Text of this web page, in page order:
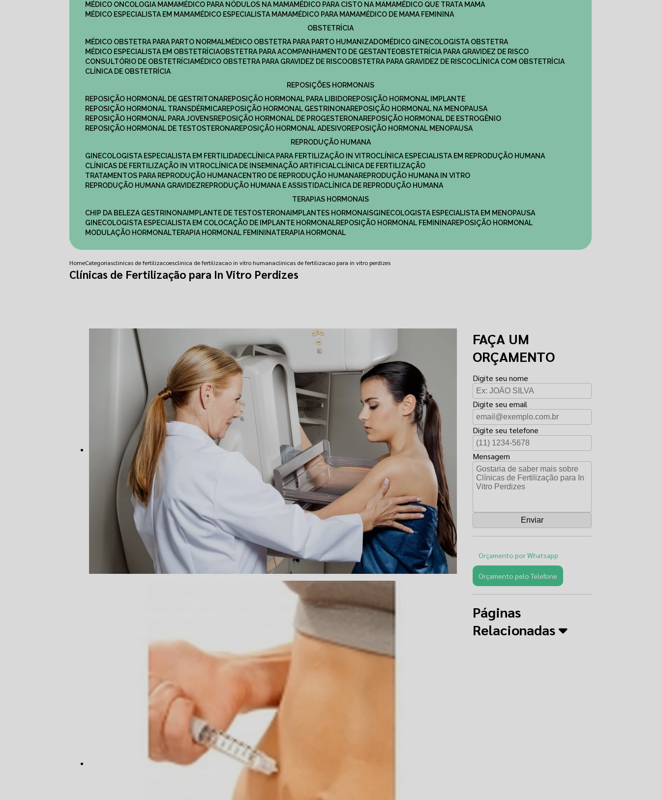
MÉDICO ONCOLOGIA MAMA
MÉDICO PARA NÓDULOS NA MAMA MÉDICO PARA CISTO NA MAMA
MÉDICO QUE TRATA MAMA
MÉDICO ESPECIALISTA EM MAMA
MÉDICO ESPECIALISTA MAMA MÉDICO PARA MAMA
MÉDICO DE MAMA FEMININA
OBSTETRÍCIA
MÉDICO OBSTETRA PARA PARTO NORMAL
MÉDICO OBSTETRA PARA PARTO HUMANIZADO
MÉDICO GINECOLOGISTA OBSTETRA
MÉDICO ESPECIALISTA EM OBSTETRÍCIA
OBSTETRA PARA ACOMPANHAMENTO DE GESTANTE
OBSTETRÍCIA PARA GRAVIDEZ DE RISCO
CONSULTÓRIO DE OBSTETRÍCIA
MÉDICO OBSTETRA PARA GRAVIDEZ DE RISCO OBSTETRA PARA GRAVIDEZ DE RISCO
CLÍNICA COM OBSTETRÍCIA
CLÍNICA DE OBSTETRÍCIA
REPOSIÇÕES HORMONAIS
REPOSIÇÃO HORMONAL DE GESTRITONA
REPOSIÇÃO HORMONAL PARA LIBIDO
REPOSIÇÃO HORMONAL IMPLANTE
REPOSIÇÃO HORMONAL TRANSDÉRMICA
REPOSIÇÃO HORMONAL GESTRINONA
REPOSIÇÃO HORMONAL NA MENOPAUSA
REPOSIÇÃO HORMONAL PARA JOVENS
REPOSIÇÃO HORMONAL DE PROGESTERONA
REPOSIÇÃO HORMONAL DE ESTROGÊNIO
REPOSIÇÃO HORMONAL DE TESTOSTERONA
REPOSIÇÃO HORMONAL ADESIVO
REPOSIÇÃO HORMONAL MENOPAUSA
REPRODUÇÃO HUMANA
GINECOLOGISTA ESPECIALISTA EM FERTILIDADE
CLÍNICA PARA FERTILIZAÇÃO IN VITRO
CLÍNICA ESPECIALISTA EM REPRODUÇÃO HUMANA
CLÍNICAS DE FERTILIZAÇÃO IN VITRO
CLÍNICA DE INSEMINAÇÃO ARTIFICIAL
CLÍNICA DE FERTILIZAÇÃO
TRATAMENTOS PARA REPRODUÇÃO HUMANA
CENTRO DE REPRODUÇÃO HUMANA
REPRODUÇÃO HUMANA IN VITRO
REPRODUÇÃO HUMANA GRAVIDEZ
REPRODUÇÃO HUMANA E ASSISTIDA
CLÍNICA DE REPRODUÇÃO HUMANA
TERAPIAS HORMONAIS
CHIP DA BELEZA GESTRINONA IMPLANTE DE TESTOSTERONA IMPLANTES HORMONAIS
GINECOLOGISTA ESPECIALISTA EM MENOPAUSA
GINECOLOGISTA ESPECIALISTA EM COLOCAÇÃO DE IMPLANTE HORMONAL
REPOSIÇÃO HORMONAL FEMININA
REPOSIÇÃO HORMONAL
MODULAÇÃO HORMONAL
TERAPIA HORMONAL FEMININA TERAPIA HORMONAL
HomeCategoriasclinicas de fertilizacoesclinica de fertilizacao in vitro humanaclinicas de fertilizacao para in vitro perdizes
Clínicas de Fertilização para In Vitro Perdizes
FAÇA UM
ORÇAMENTO
Digite seu nome
Digite seu email
Digite seu telefone
Mensagem
Orçamento por Whatsapp
Orçamento pelo Telefone
Páginas
Relacionadas